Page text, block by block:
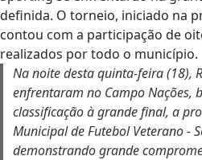
definida. O torneio, iniciado na
contou com a participação de
realizados por todo o município.
Na noite desta quinta-feira (18),
enfrentaram no Campo Nações,
classificação à grande final, a
Municipal de Futebol Veterano -
demonstrando grande